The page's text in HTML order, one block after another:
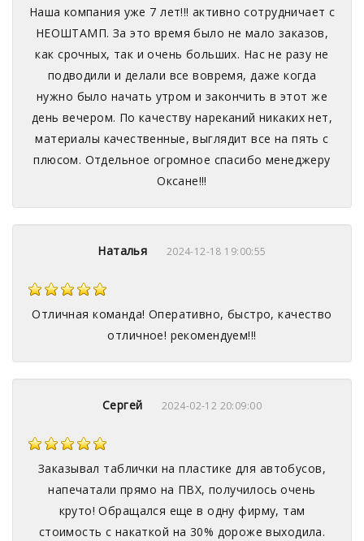
Наша компания уже 7 лет!!! активно сотрудничает с
НЕОШТАМП. За это время было не мало заказов,
как срочных, так и очень больших. Нас не разу не
подводили и делали все вовремя, даже когда
нужно было начать утром и закончить в этот же
день вечером. По качеству нареканий никаких нет,
материалы качественные, выглядит все на пять с
плюсом. Отдельное огромное спасибо менеджеру
Оксане!!!
Наталья 2024-12-18 19:00:55
Отличная команда! Оперативно, быстро, качество
отличное! рекомендуем!!!
Сергей 2024-02-12 20:09:00
Заказывал таблички на пластике для автобусов,
напечатали прямо на ПВХ, получилось очень
круто! Обращался еще в одну фирму, там
стоимость с накаткой на 30% дороже выходила.